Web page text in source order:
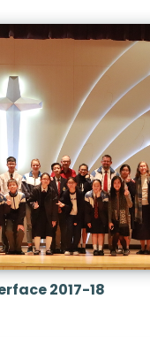
2017-18